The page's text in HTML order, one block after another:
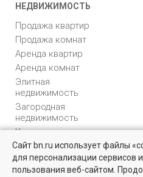
НЕДВИЖИМОСТЬ
Продажа квартир
Продажа комнат
Аренда квартир
Аренда комнат
Элитная
недвижимость
Загородная
недвижимость
Коммерческая
недвижимость
Сайт bn.ru использует файлы
для персонализации сервисов
пользования веб-сайтом.